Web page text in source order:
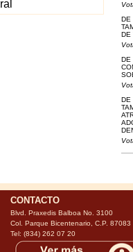
DE
DE
DE
DE
CONTACTO
Blvd. Praxedis Balboa No. 3100
Col. Parque Bicentenario, C.P. 87083
Tel: (834) 262 07 20